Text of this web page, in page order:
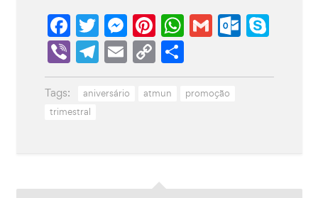
Facebook
Twitter
Messenger
Pinterest
WhatsApp
Gmail
ViberTelegram
Email
Copy
Link
Share
Tags: aniversário atmun
promoção
trimestral